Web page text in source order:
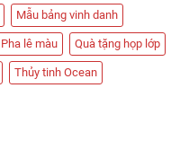
Mẫu bảng vinh danh
Pha lê màu Quà tặng họp lớp
Thủy tinh Ocean